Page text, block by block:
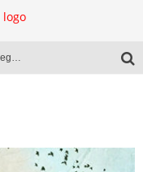
El libro en la mira de la desregulación